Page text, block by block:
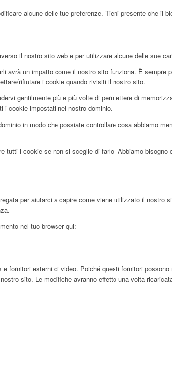
alcune delle tue preferenze. Tieni presente che
il nostro sito web e per utilizzare alcune delle sue
avrà un impatto come il nostro sito funziona. È
rifiutare i cookie quando rivisiti il nostro sito.
gentilmente più e più volte di permettere di
i cookie impostati nel nostro dominio.
in modo che possiate controllare cosa abbiamo
tutti i cookie se non si sceglie di farlo. Abbiamo
per aiutarci a capire come viene utilizzato il
nel tuo browser qui:
fornitori esterni di video. Poiché questi fornitori
sito. Le modifiche avranno effetto una volta